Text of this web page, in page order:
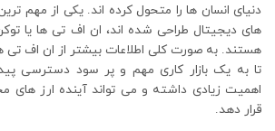
دنیای انسان ها را متحول کرده اند. یکی از مهم
های دیجیتال طراحی شده اند، ان اف تی ها یا
هستند. به صورت کلی اطلاعات بیشتر از ان اف تی
تا به یک بازار کاری مهم و پر سود دسترسی پیدا
اهمیت زیادی داشته و می تواند آینده ارز های
قرار دهد.